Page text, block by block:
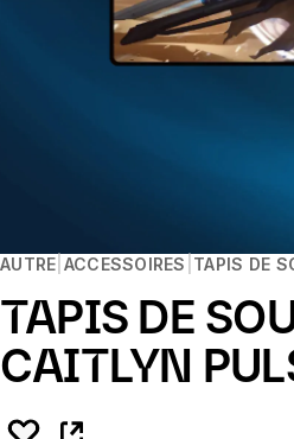
AUTRE ACCESSOIRES TAPIS DE
TAPIS DE
CAITLYN